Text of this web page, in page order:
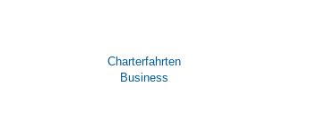
Charterfahrten
Business